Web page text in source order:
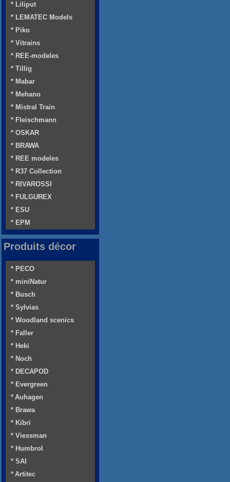
* Liliput
* LEMATEC Models
* Piko
* Vitrains
* REE-modeles
* Tillig
* Mabar
* Mehano
* Mistral Train
* Fleischmann
* OSKAR
* BRAWA
* REE modeles
* R37 Collection
* RIVAROSSI
* FULGUREX
* ESU
* EPM
Produits décor
* PECO
* miniNatur
* Busch
* Sylvias
* Woodland scenics
* Faller
* Heki
* Noch
* DECAPOD
* Evergreen
* Auhagen
* Brawa
* Kibri
* Viessman
* Humbrol
* SAI
* Artitec